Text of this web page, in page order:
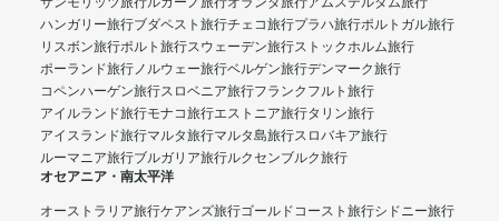
ハンガリー旅行ブダペスト旅行チェコ旅行プラハ旅行ポルトガル旅行
リスボン旅行ポルト旅行スウェーデン旅行ストックホルム旅行
ポーランド旅行ノルウェー旅行ベルゲン旅行デンマーク旅行
コペンハーゲン旅行スロベニア旅行フランクフルト旅行
アイルランド旅行モナコ旅行エストニア旅行タリン旅行
アイスランド旅行マルタ旅行マルタ島旅行スロバキア旅行
ルーマニア旅行ブルガリア旅行ルクセンブルク旅行
オセアニア・南太平洋
オーストラリア旅行ケアンズ旅行ゴールドコースト旅行シドニー旅行